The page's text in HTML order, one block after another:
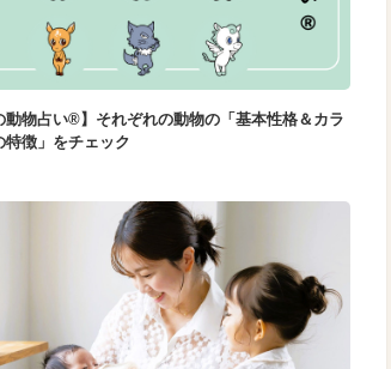
動物占い®】それぞれの動物の「基本性格＆カラ
特徴」をチェック